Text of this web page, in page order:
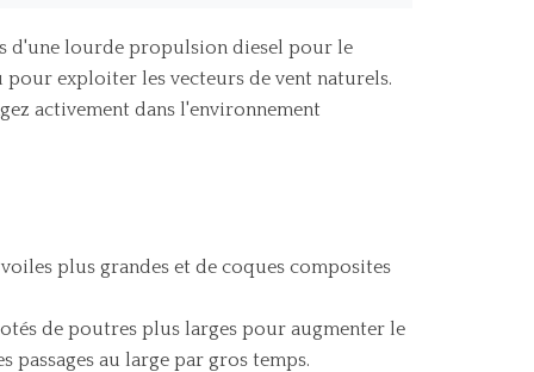
d'une lourde propulsion diesel pour le
exploiter les vecteurs de vent naturels.
activement dans l'environnement
plus grandes et de coques composites
de poutres plus larges pour augmenter le
au large par gros temps.